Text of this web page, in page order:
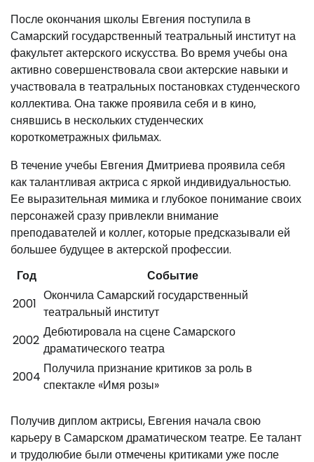
После окончания школы Евгения поступила в
Самарский государственный театральный институт на
факультет актерского искусства. Во время учебы она
активно совершенствовала свои актерские навыки и
участвовала в театральных постановках студенческого
коллектива. Она также проявила себя и в кино,
снявшись в нескольких студенческих
короткометражных фильмах.
В течение учебы Евгения Дмитриева проявила себя
как талантливая актриса с яркой индивидуальностью.
Ее выразительная мимика и глубокое понимание своих
персонажей сразу привлекли внимание
преподавателей и коллег, которые предсказывали ей
большее будущее в актерской профессии.
Год
Событие
2001
Окончила Самарский государственный
театральный институт
2002
Дебютировала на сцене Самарского
драматического театра
2004
Получила признание критиков за роль в
спектакле «Имя розы»
Получив диплом актрисы, Евгения начала свою
карьеру в Самарском драматическом театре. Ее талант
и трудолюбие были отмечены критиками уже после